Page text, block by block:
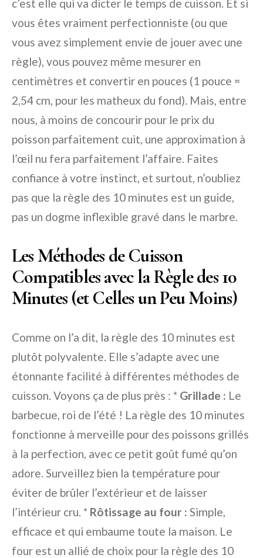
c’est elle qui va dicter le temps de cuisson. Et si
vous êtes vraiment perfectionniste (ou que
vous avez simplement envie de jouer avec une
règle), vous pouvez même mesurer en
centimètres et convertir en pouces (1 pouce =
2,54 cm, pour les matheux du fond). Mais, entre
nous, à moins de concourir pour le prix du
poisson parfaitement cuit, une approximation à
l’œil nu fera parfaitement l’affaire. Faites
confiance à votre instinct, et surtout, n’oubliez
pas que la règle des 10 minutes est un guide,
pas un dogme inflexible gravé dans le marbre.
Les Méthodes de Cuisson
Compatibles avec la Règle des 10
Minutes (et Celles un Peu Moins)
Comme on l’a dit, la règle des 10 minutes est
plutôt polyvalente. Elle s’adapte avec une
étonnante facilité à différentes méthodes de
cuisson. Voyons ça de plus près : * Grillade : Le
barbecue, roi de l’été ! La règle des 10 minutes
fonctionne à merveille pour des poissons grillés
à la perfection, avec ce petit goût fumé qu’on
adore. Surveillez bien la température pour
éviter de brûler l’extérieur et de laisser
l’intérieur cru. * Rôtissage au four : Simple,
efficace et qui embaume toute la maison. Le
four est un allié de choix pour la règle des 10